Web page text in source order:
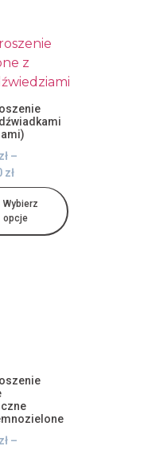
zł –
zł
Wybierz
opcje
zł –